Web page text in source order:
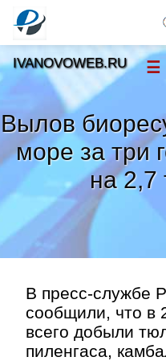
Вылов
море за три
на 2,7
В пресс-службе
сообщили, что в
всего добыли
пиленгаса,
IVANOVOWEB.RU ☰
Новости
Тренды новостей»
»
Правила »